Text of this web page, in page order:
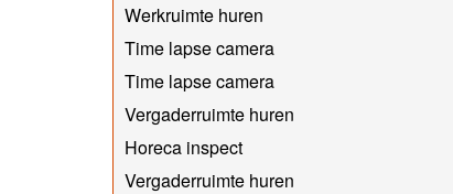
Werkruimte huren
Time lapse camera
Time lapse camera
Vergaderruimte huren
Horeca inspect
Vergaderruimte huren